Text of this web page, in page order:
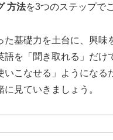
方法を3つのステップで
た基礎力を土台に、興味
語を「聞き取れる」だけ
いこなせる」ようになる
見ていきましょう。